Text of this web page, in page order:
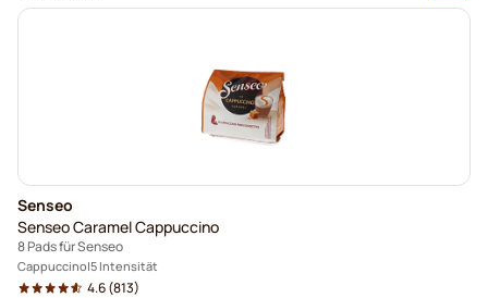
Senseo
Senseo Caramel Cappuccino
8 Pads für Senseo
Cappuccino 5 Intensität
4.6(813)